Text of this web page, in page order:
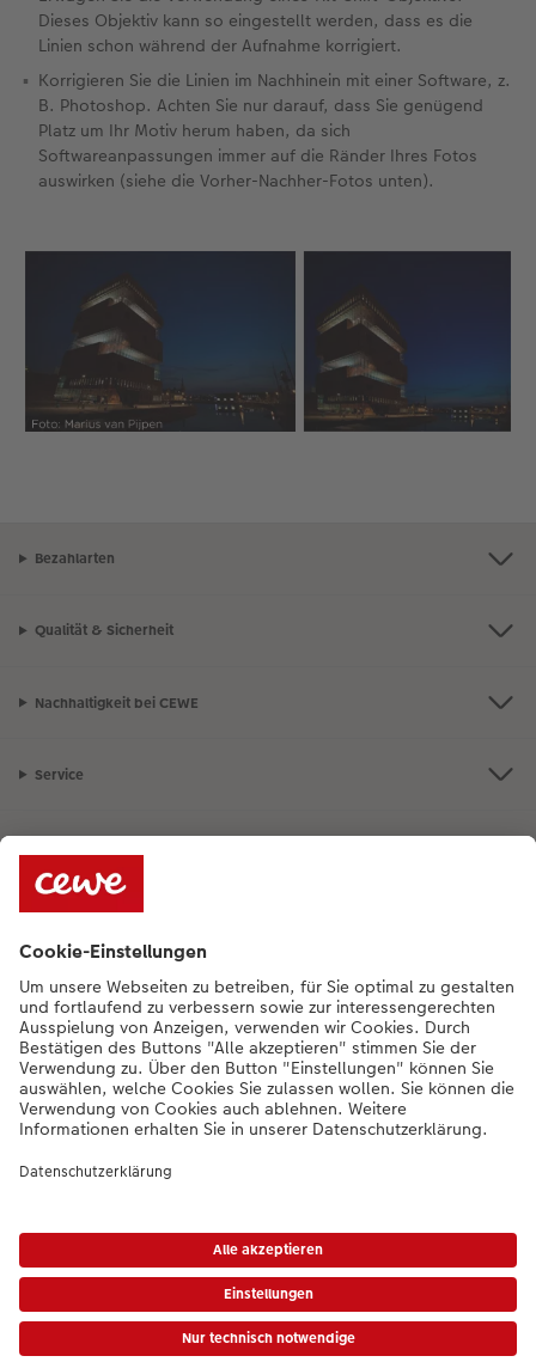
Dieses Objektiv kann so eingestellt werden, dass es die
Linien schon während der Aufnahme korrigiert.
Korrigieren Sie die Linien im Nachhinein mit einer Software, z.
B. Photoshop. Achten Sie nur darauf, dass Sie genügend
Platz um Ihr Motiv herum haben, da sich
Softwareanpassungen immer auf die Ränder Ihres Fotos
auswirken (siehe die Vorher-Nachher-Fotos unten).
Bezahlarten
Qualität & Sicherheit
Nachhaltigkeit bei CEWE
Service
Sortiment
Bei Fragen können Sie uns gern anrufen:+352 27397723
9:00 - 20:00 Uhr | Sam von 9:00 - 17:00 Uhr | So von 12:00 - 16:00]
* Die UVP gelten inkl. MwSt. zzgl. Versandkosten gem.
|AGB|Datenschutz|Impressum|Barrierefreiheit